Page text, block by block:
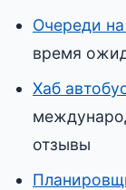
Очереди
время
Хаб
отзывы